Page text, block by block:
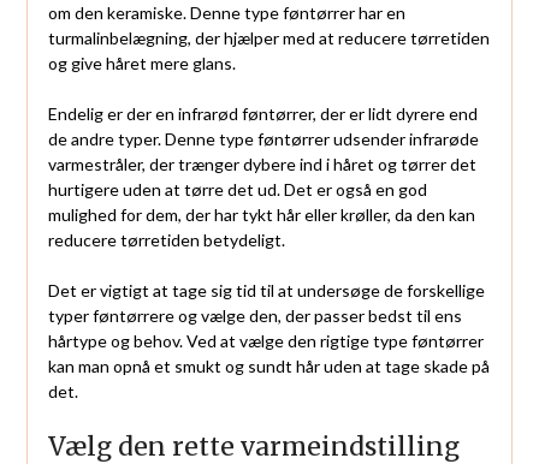
om den keramiske. Denne type føntørrer har en
turmalinbelægning, der hjælper med at reducere tørretiden
og give håret mere glans.
Endelig er der en infrarød føntørrer, der er lidt dyrere end
de andre typer. Denne type føntørrer udsender infrarøde
varmestråler, der trænger dybere ind i håret og tørrer det
hurtigere uden at tørre det ud. Det er også en god
mulighed for dem, der har tykt hår eller krøller, da den kan
reducere tørretiden betydeligt.
Det er vigtigt at tage sig tid til at undersøge de forskellige
typer føntørrere og vælge den, der passer bedst til ens
hårtype og behov. Ved at vælge den rigtige type føntørrer
kan man opnå et smukt og sundt hår uden at tage skade på
det.
Vælg den rette varmeindstilling